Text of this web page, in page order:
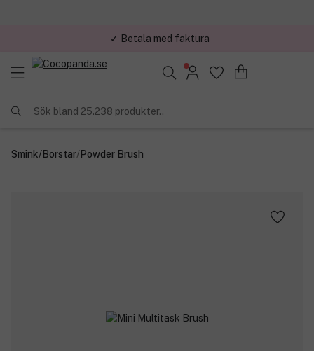
✓ Trygg E-handel
Sök bland 25.238 produkter..
Smink/Borstar/Powder Brush